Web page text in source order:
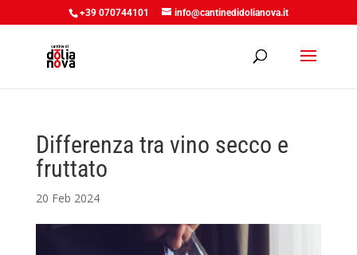
+39 070744101 info@cantinedidolianova.it
Differenza tra vino secco e
fruttato
20 Feb 2024